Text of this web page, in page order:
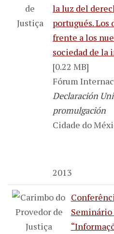
la luz del
portugués. Los
frente a los
sociedad de la
[0.22 MB]
Fórum
Declaración
promulgación
Cidade do
2013